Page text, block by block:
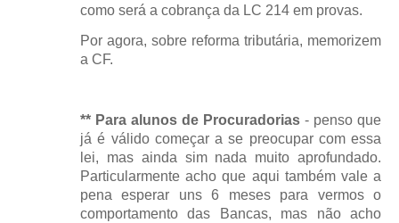
como será a cobrança da LC 214 em provas.
Por agora, sobre reforma tributária, memorizem
a CF.
** Para alunos de Procuradorias - penso que
já é válido começar a se preocupar com essa
lei, mas ainda sim nada muito aprofundado.
Particularmente acho que aqui também vale a
pena esperar uns 6 meses para vermos o
comportamento das Bancas, mas não acho